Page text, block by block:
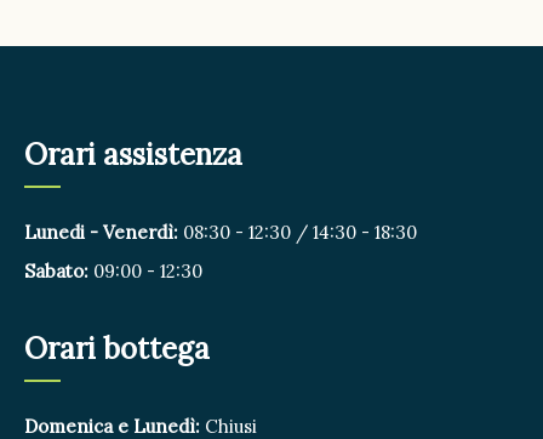
Orari assistenza
Lunedi - Venerdì: 08:30 - 12:30 / 14:30 - 18:30
Sabato: 09:00 - 12:30
Orari bottega
Domenica e Lunedì: Chiusi